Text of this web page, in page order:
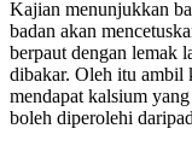
Kajian menunjukkan
badan akan
berpaut dengan lemak
dibakar. Oleh itu ambil
mendapat kalsium
boleh diperolehi